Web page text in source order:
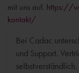
mit uns auf. https://
kontakt/
Bei Cadac
und Support.